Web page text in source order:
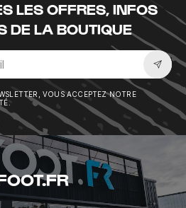
LES OFFRES, INFOS
DE LA BOUTIQUE
VOUS ACCEPTEZ NOTRE